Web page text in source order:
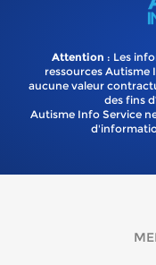
Attention : Les
ressources Autisme
aucune valeur
des fins
Autisme Info Service